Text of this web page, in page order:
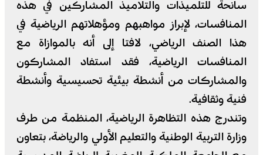
سانحة للتلميذات والتلاميذ المشاركين في هذه
المنافسات، لإبراز مواهبهم ومؤهلاتهم الرياضية في
هذا الصنف الرياضي، لافتا إلى أنه بالموازاة مع
المنافسات الرياضية، فقد استفاد المشاركون
والمشاركات من أنشطة بيئية تحسيسية وأنشطة
فنية وثقافية.
وتندرج هذه التظاهرة الرياضية، المنظمة من طرف
وزارة التربية الوطنية والتعليم الأولي والرياضة، بتعاون